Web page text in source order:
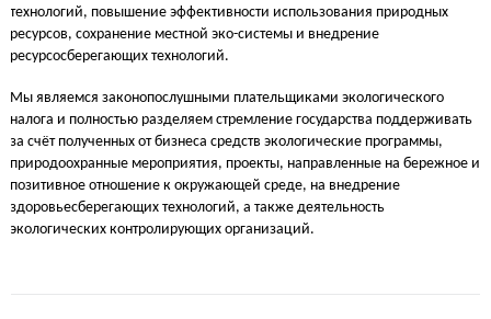
технологий, повышение эффективности использования природных
ресурсов, сохранение местной эко-системы и внедрение
ресурсосберегающих технологий.
Мы являемся законопослушными плательщиками экологического
налога и полностью разделяем стремление государства поддерживать
за счёт полученных от бизнеса средств экологические программы,
природоохранные мероприятия, проекты, направленные на бережное и
позитивное отношение к окружающей среде, на внедрение
здоровьесберегающих технологий, а также деятельность
экологических контролирующих организаций.